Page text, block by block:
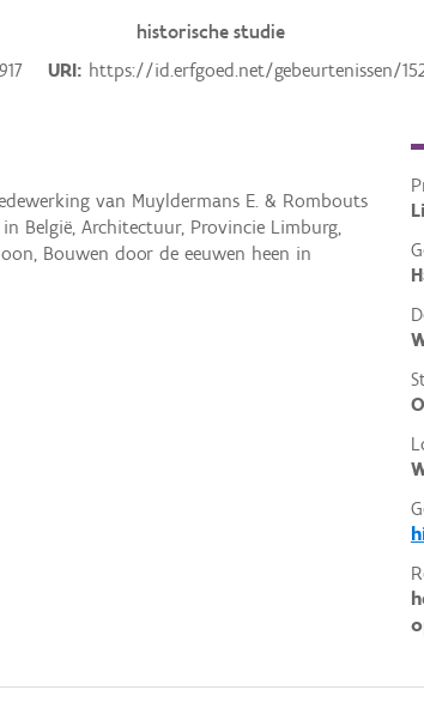
historische studie
URI https://id.erfgoed.net/gebeurtenissen/
van Muyldermans E. & Rombouts
België, Architectuur, Provincie Limburg,
Bouwen door de eeuwen heen in